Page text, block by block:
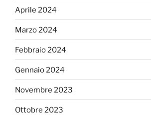
Aprile 2024
Marzo 2024
Febbraio 2024
Gennaio 2024
Novembre 2023
Ottobre 2023